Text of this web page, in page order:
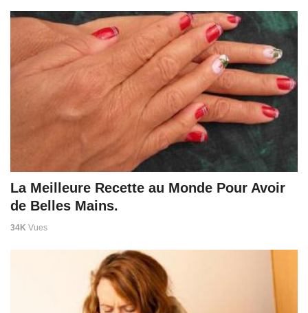
La Meilleure Recette au Monde Pour Avoir
de Belles Mains.
34K Vues